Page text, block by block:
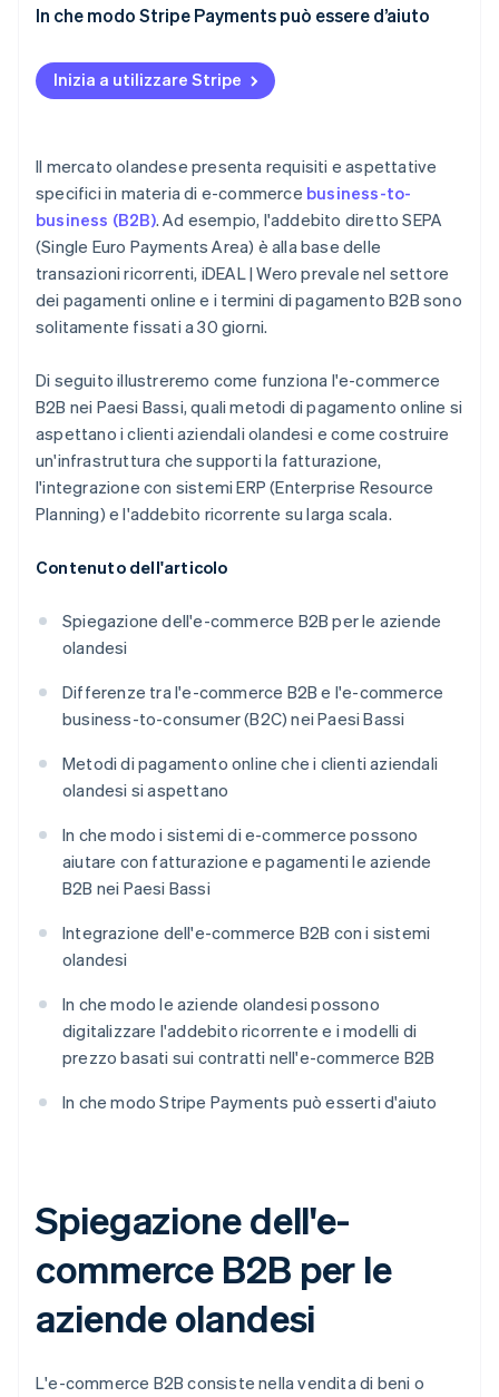
In che modo Stripe Payments può essere d’aiuto
Inizia a utilizzare Stripe
Il mercato olandese presenta requisiti e aspettative
specifici in materia di e-commerce business-to-
business (B2B). Ad esempio, l'addebito diretto SEPA
(Single Euro Payments Area) è alla base delle
transazioni ricorrenti, iDEAL | Wero prevale nel settore
dei pagamenti online e i termini di pagamento B2B sono
solitamente fissati a 30 giorni.
Di seguito illustreremo come funziona l'e-commerce
B2B nei Paesi Bassi, quali metodi di pagamento online si
aspettano i clienti aziendali olandesi e come costruire
un'infrastruttura che supporti la fatturazione,
l'integrazione con sistemi ERP (Enterprise Resource
Planning) e l'addebito ricorrente su larga scala.
Contenuto dell'articolo
Spiegazione dell'e-commerce B2B per le aziende
olandesi
Differenze tra l'e-commerce B2B e l'e-commerce
business-to-consumer (B2C) nei Paesi Bassi
Metodi di pagamento online che i clienti aziendali
olandesi si aspettano
In che modo i sistemi di e-commerce possono
aiutare con fatturazione e pagamenti le aziende
B2B nei Paesi Bassi
Integrazione dell'e-commerce B2B con i sistemi
olandesi
In che modo le aziende olandesi possono
digitalizzare l'addebito ricorrente e i modelli di
prezzo basati sui contratti nell'e-commerce B2B
In che modo Stripe Payments può esserti d'aiuto
Spiegazione dell'e-
commerce B2B per le
aziende olandesi
L'e-commerce B2B consiste nella vendita di beni o